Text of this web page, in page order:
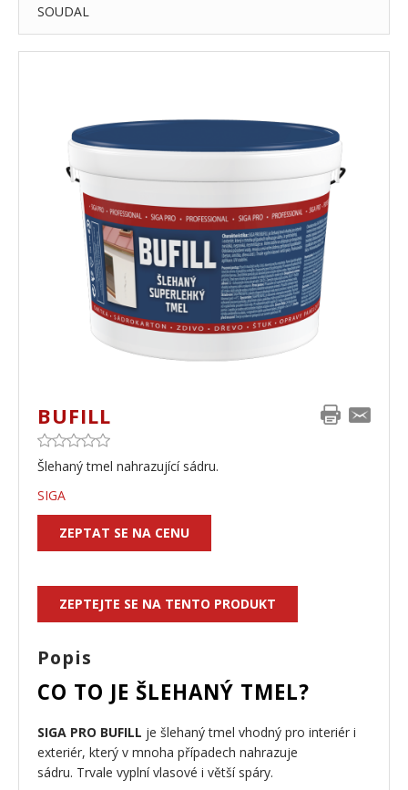
SOUDAL
BUFILL
Šlehaný tmel nahrazující sádru.
SIGA
ZEPTAT SE NA CENU
ZEPTEJTE SE NA TENTO PRODUKT
Popis
CO TO JE ŠLEHANÝ TMEL?
SIGA PRO BUFILL je šlehaný tmel vhodný pro interiér i
exteriér, který v mnoha případech nahrazuje
sádru. Trvale vyplní vlasové i větší spáry.